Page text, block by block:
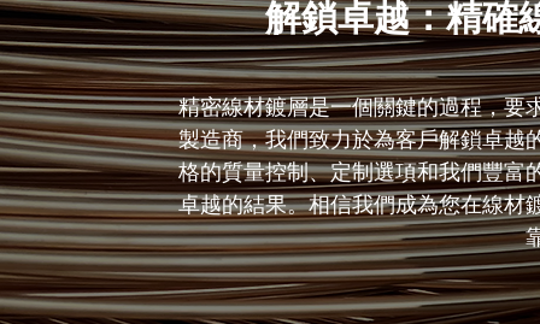
解鎖卓越：精確
精密線材鍍層是一個關鍵的過程，要
製造商，我們致力於為客戶解鎖卓越
格的質量控制、定制選項和我們豐富
卓越的結果。相信我們成為您在線材